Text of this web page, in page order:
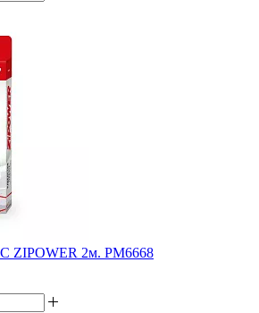
ZIPOWER 2м. PM6668